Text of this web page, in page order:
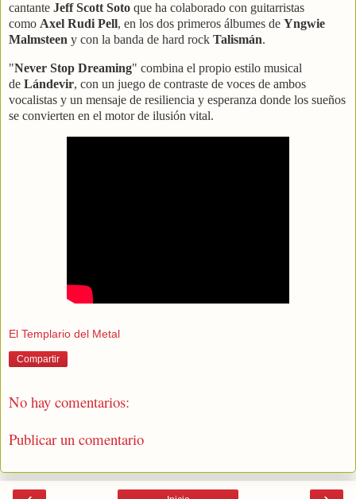
cantante Jeff Scott Soto que ha colaborado con guitarristas
como Axel Rudi Pell, en los dos primeros álbumes de Yngwie
Malmsteen y con la banda de hard rock Talismán.
"Never Stop Dreaming" combina el propio estilo musical
de Lándevir, con un juego de contraste de voces de ambos
vocalistas y un mensaje de resiliencia y esperanza donde los sueños
se convierten en el motor de ilusión vital.
El Templario del Metal
Compartir
No hay comentarios:
Publicar un comentario